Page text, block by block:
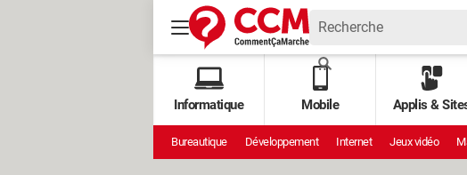
Informatique Mobile Applis &
Bureautique Développement Internet Jeux vidéo